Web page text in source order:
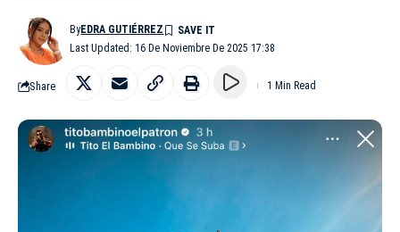
Last Updated: 16 De Noviembre De 2025 17:38
ByEDRA GUTIÉRREZ
Share 1 Min Read